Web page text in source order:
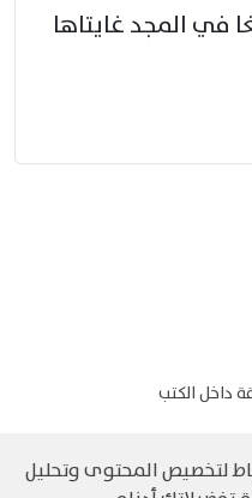
في المجد غايتاها
داخل الكتب
لتخصيص المحتوى وتحليل